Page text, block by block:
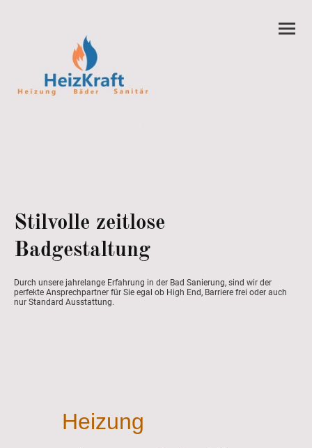
Stilvolle zeitlose
Badgestaltung
Durch unsere jahrelange Erfahrung in der Bad Sanierung, sind wir der
perfekte Ansprechpartner für Sie egal ob High End, Barriere frei oder auch
nur Standard Ausstattung.
Heizung